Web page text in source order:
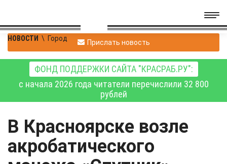
НОВОСТИ \ Город Прислать новость
ФОНД ПОДДЕРЖКИ САЙТА "КРАСРАБ.РУ":
с начала 2026 года читатели перечислили 32 800
рублей
В Красноярске возле
акробатического